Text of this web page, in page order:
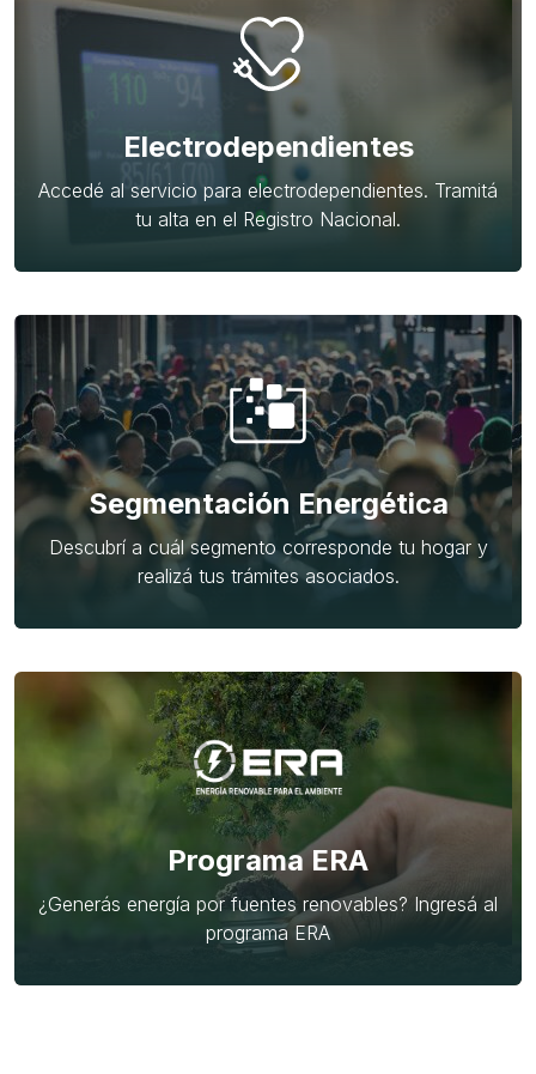
Electrodependientes
Accedé al servicio para electrodependientes. Tramitá
tu alta en el Registro Nacional.
Segmentación Energética
Descubrí a cuál segmento corresponde tu hogar y
realizá tus trámites asociados.
Programa ERA
¿Generás energía por fuentes renovables? Ingresá al
programa ERA